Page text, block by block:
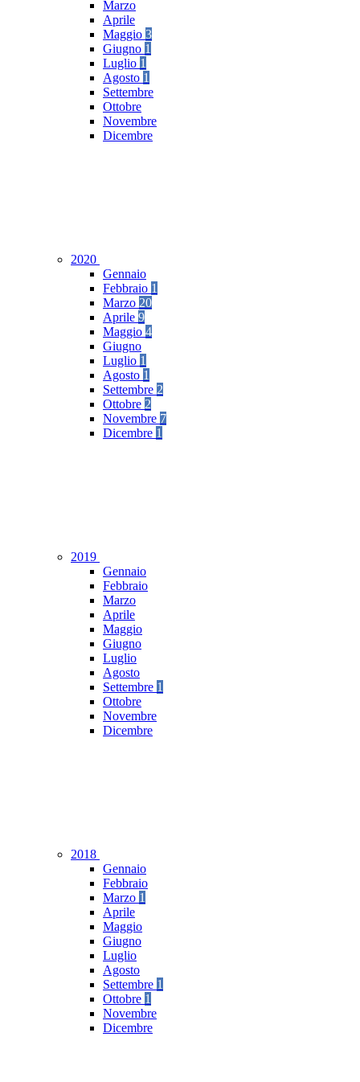
Marzo
Aprile
Maggio 3
Giugno 1
Luglio 1
Agosto 1
Settembre
Ottobre
Novembre
Dicembre
2020
Gennaio
Febbraio 1
Marzo 20
Aprile 9
Maggio 4
Giugno
Luglio 1
Agosto 1
Settembre 2
Ottobre 2
Novembre 7
Dicembre 1
2019
Gennaio
Febbraio
Marzo
Aprile
Maggio
Giugno
Luglio
Agosto
Settembre 1
Ottobre
Novembre
Dicembre
2018
Gennaio
Febbraio
Marzo 1
Aprile
Maggio
Giugno
Luglio
Agosto
Settembre 1
Ottobre 1
Novembre
Dicembre